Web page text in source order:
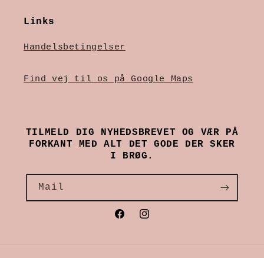
Links
Handelsbetingelser
Find vej til os på Google Maps
TILMELD DIG NYHEDSBREVET OG VÆR PÅ
FORKANT MED ALT DET GODE DER SKER
I BRØG.
Mail
FacebookInstagram